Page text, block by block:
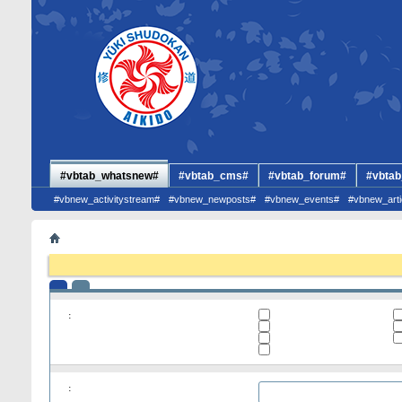
#vbtab_whatsnew#
#vbnew_activitystream# #vbnew_newposts# #vbnew_events#
#vbtab_cms# #vbtab_forum#
:
: